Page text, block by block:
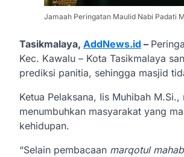
Jamaah Peringatan Maulid Nabi Padati
Tasikmalaya, AddNews.id –
Kec. Kawalu – Kota Tasikmalaya
prediksi panitia, sehingga masjid
Ketua Pelaksana, Iis Muhibah
menumbuhkan masyarakat yang
kehidupan.
“Selain pembacaan marqotul